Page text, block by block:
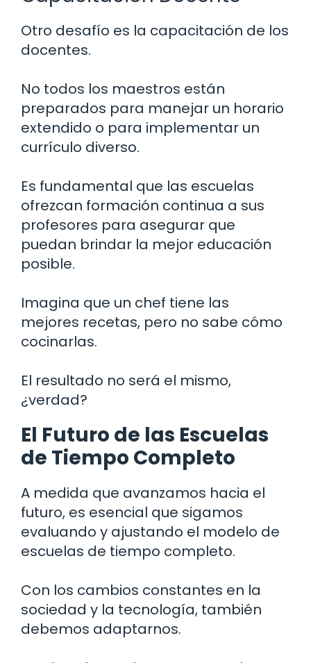
Otro desafío es la capacitación de los
docentes.
No todos los maestros están
preparados para manejar un horario
extendido o para implementar un
currículo diverso.
Es fundamental que las escuelas
ofrezcan formación continua a sus
profesores para asegurar que
puedan brindar la mejor educación
posible.
Imagina que un chef tiene las
mejores recetas, pero no sabe cómo
cocinarlas.
El resultado no será el mismo,
¿verdad?
El Futuro de las Escuelas
de Tiempo Completo
A medida que avanzamos hacia el
futuro, es esencial que sigamos
evaluando y ajustando el modelo de
escuelas de tiempo completo.
Con los cambios constantes en la
sociedad y la tecnología, también
debemos adaptarnos.